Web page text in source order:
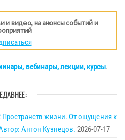
и видео, на анонсы событий и
вебинары, лекции, курсы.
Пространств жизни. От ощущения к
Антон Кузнецов. 2026-07-17